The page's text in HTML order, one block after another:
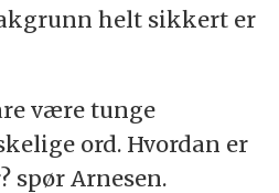
helt sikkert er
være tunge
ord. Hvordan er
spør Arnesen.